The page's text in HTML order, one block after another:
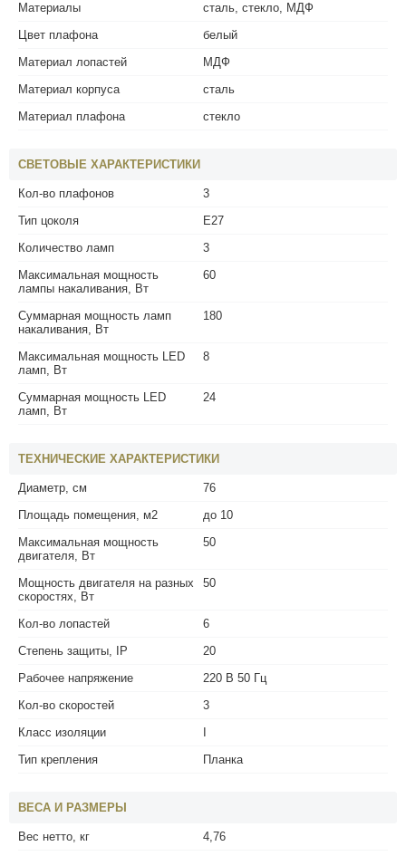
Материалы
сталь, стекло, МДФ
Цвет плафона
белый
Материал лопастей
МДФ
Материал корпуса
сталь
Материал плафона
стекло
СВЕТОВЫЕ ХАРАКТЕРИСТИКИ
Кол-во плафонов
3
Тип цоколя
E27
Количество ламп
3
Максимальная мощность
лампы накаливания, Вт
60
Суммарная мощность ламп
накаливания, Вт
180
Максимальная мощность LED
ламп, Вт
8
Суммарная мощность LED
ламп, Вт
24
ТЕХНИЧЕСКИЕ ХАРАКТЕРИСТИКИ
Диаметр, см
76
Площадь помещения, м2
до 10
Максимальная мощность
двигателя, Вт
50
Мощность двигателя на разных
скоростях, Вт
50
Кол-во лопастей
6
Степень защиты, IP
20
Рабочее напряжение
220 В 50 Гц
Кол-во скоростей
3
Класс изоляции
Тип крепления
Планка
ВЕСА И РАЗМЕРЫ
Вес нетто, кг
4,76